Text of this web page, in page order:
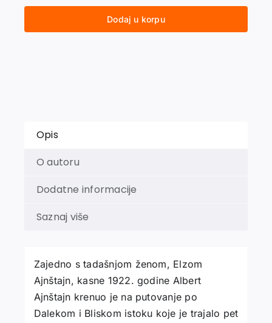
ALBERTA
AJNŠTAJNA.
Dodaj u korpu
Opis
O autoru
Dodatne informacije
Saznaj više
Zajedno s tadašnjom ženom, Elzom
Ajnštajn, kasne 1922. godine Albert
Ajnštajn krenuo je na putovanje po
Dalekom i Bliskom istoku koje je trajalo pet